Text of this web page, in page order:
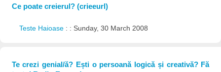
Ce poate creierul? (crieeurl)
Teste Haioase : : Sunday, 30 March 2008
Te crezi genial/ă? Ești o persoană logică și creativă? Fă